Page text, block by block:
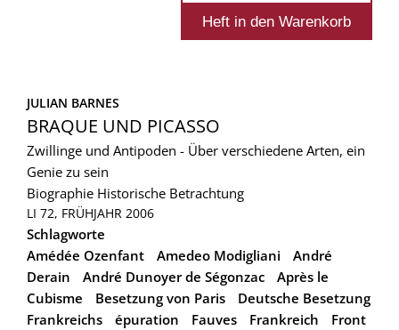
JULIAN BARNES
BRAQUE UND PICASSO
Zwillinge und Antipoden - Über verschiedene Arten, ein
Genie zu sein
Biographie Historische Betrachtung
LI 72, FRÜHJAHR 2006
Schlagworte
Amédée Ozenfant
Amedeo Modigliani
André
Derain
André Dunoyer de Ségonzac
Après le
Cubisme
Besetzung von Paris
Deutsche Besetzung
Frankreichs
épuration Fauves Frankreich
Front